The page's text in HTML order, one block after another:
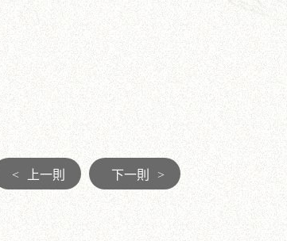
< 上一則 下一則 >